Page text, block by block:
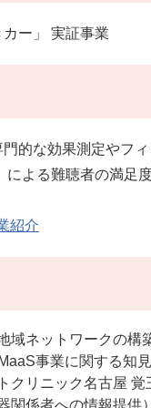
ー」 実証事業
的な効果測定やフ
よる難聴者の満足
紹介
ネットワークの構
事業に関する知
クリニック名古屋
関係者への情報提供）